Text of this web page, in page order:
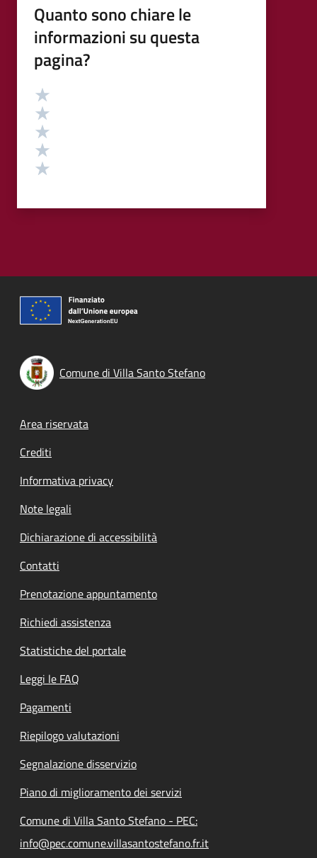
Quanto sono chiare le
informazioni su questa
pagina?
Valutazione
Comune di Villa Santo Stefano
Footer menu
Area riservata
Crediti
Informativa privacy
Note legali
Dichiarazione di accessibilità
Contatti
Prenotazione appuntamento
Richiedi assistenza
Statistiche del portale
Leggi le FAQ
Pagamenti
Riepilogo valutazioni
Segnalazione disservizio
Piano di miglioramento dei servizi
Comune di Villa Santo Stefano - PEC:
info@pec.comune.villasantostefano.fr.it